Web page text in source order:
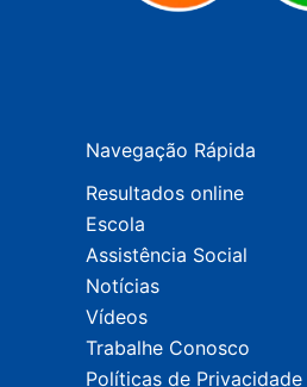
Navegação Rápida
Resultados online
Escola
Assistência Social
Notícias
Vídeos
Trabalhe Conosco
Políticas de Privacidade